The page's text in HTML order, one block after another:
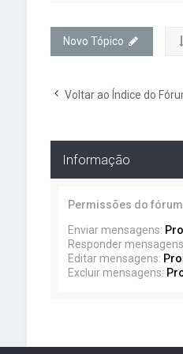
Novo Tópico
Voltar ao Índice do
Informação
Permissões do fórum
Enviar mensagens:
Responder
Editar mensagens:
Excluir mensagens: